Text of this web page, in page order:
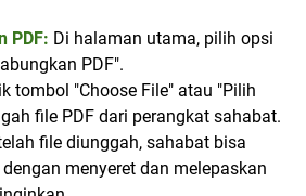
PDF: Di halaman utama, pilih opsi
PDF".
tombol "Choose File" atau "Pilih
file PDF dari perangkat sahabat.
file diunggah, sahabat bisa
menyeret dan melepaskan